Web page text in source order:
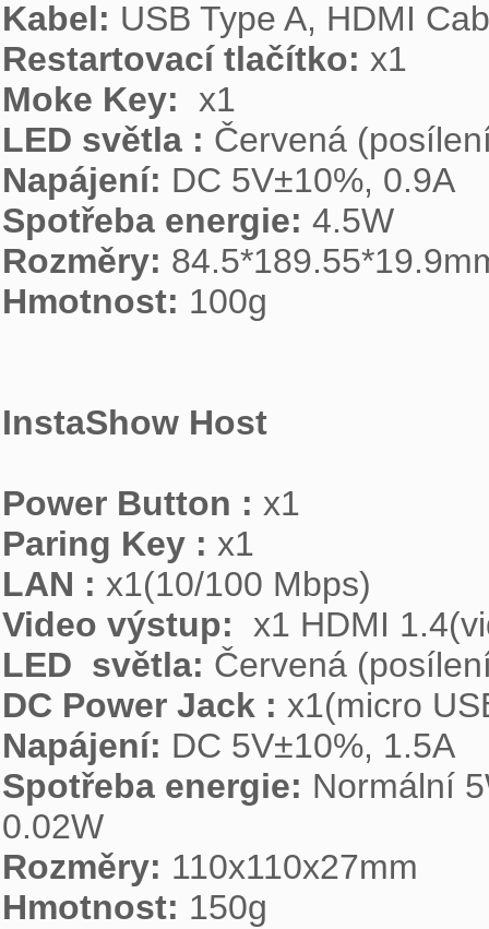
Kabel:
Restartovací tlačítko:
Moke Key:
LED světla :
Napájení:
Spotřeba energie:
Rozměry:
Hmotnost: 100g
InstaShow Host
Power Button :
Paring Key :
LAN :
Video výstup:
LED  světla:
DC Power Jack :
Napájení:
Spotřeba energie: Normální
Rozměry:
Hmotnost: 150g